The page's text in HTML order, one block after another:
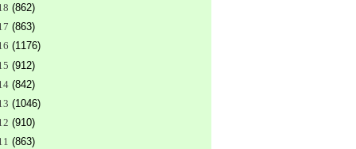
(862)
(863)
(1176)
(912)
(842)
(1046)
(910)
(863)